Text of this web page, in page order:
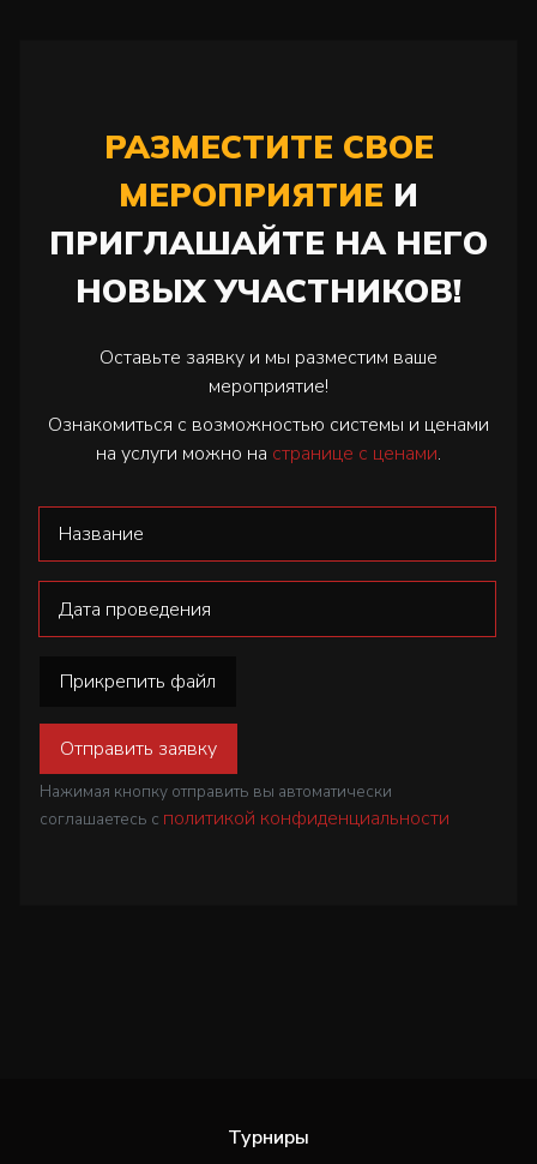
РАЗМЕСТИТЕ СВОЕ
МЕРОПРИЯТИЕ И
ПРИГЛАШАЙТЕ НА НЕГО
НОВЫХ УЧАСТНИКОВ!
Оставьте заявку и мы разместим ваше
мероприятие!
Ознакомиться с возможностью системы и ценами
на услуги можно на странице с ценами.
Прикрепить файл
Отправить заявку
Нажимая кнопку отправить вы автоматически
соглашаетесь с политикой конфиденциальности
Турниры